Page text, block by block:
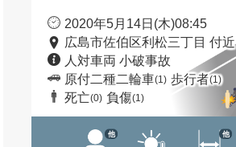
2020年5月14日(木)08:45
広島市佐伯区利松三丁目 付近
人対車両 小破事故
原付二種二輪車(1) 歩行者(1)
死亡(0) 負傷(1)
他 他